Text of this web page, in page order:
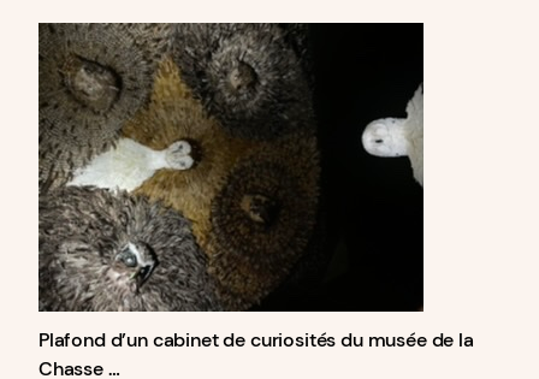
Plafond d’un cabinet de curiosités du musée de la
Chasse …